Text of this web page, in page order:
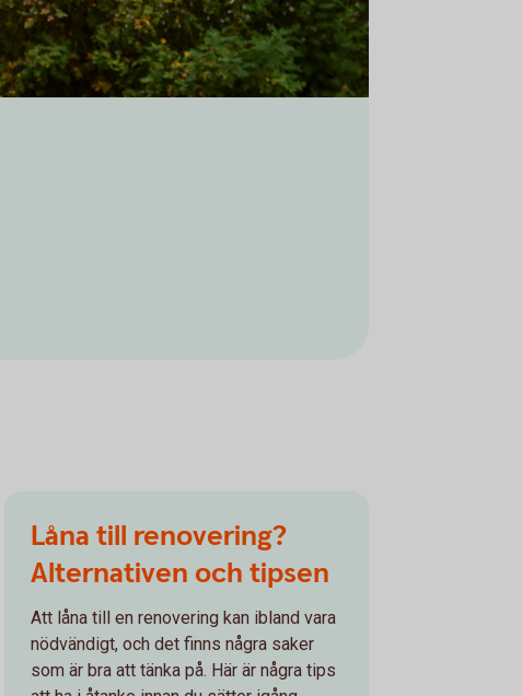
Låna till renovering?
Alternativen och tipsen
Att låna till en renovering kan ibland vara
nödvändigt, och det finns några saker
som är bra att tänka på. Här är några tips